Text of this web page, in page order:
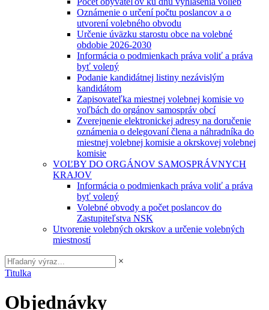
Oznámenie o určení počtu poslancov a o
utvorení volebného obvodu
Určenie úväzku starostu obce na volebné
obdobie 2026-2030
Informácia o podmienkach práva voliť a práva
byť volený
Podanie kandidátnej listiny nezávislým
kandidátom
Zapisovateľka miestnej volebnej komisie vo
voľbách do orgánov samospráv obcí
Zverejnenie elektronickej adresy na doručenie
oznámenia o delegovaní člena a náhradníka do
miestnej volebnej komisie a okrskovej volebnej
komisie
VOĽBY DO ORGÁNOV SAMOSPRÁVNYCH
KRAJOV
Informácia o podmienkach práva voliť a práva
byť volený
Volebné obvody a počet poslancov do
Zastupiteľstva NSK
Utvorenie volebných okrskov a určenie volebných
miestností
×
Titulka
Objednávky